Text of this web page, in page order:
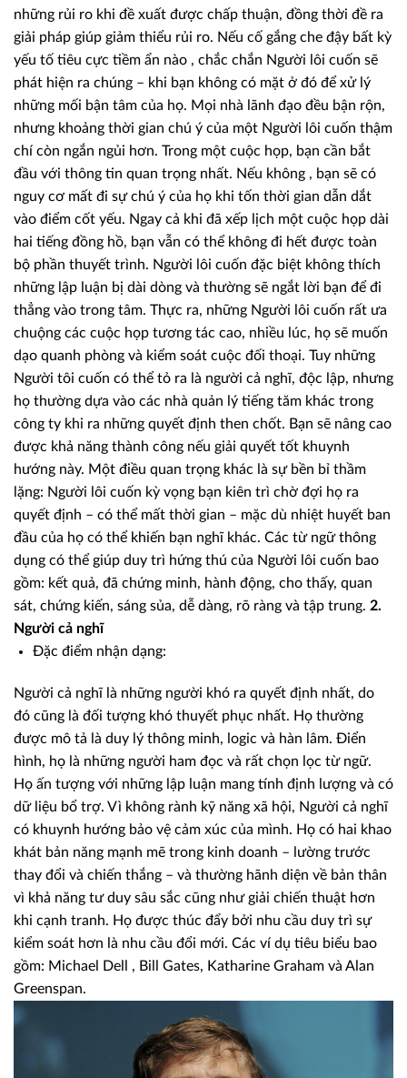
những rủi ro khi đề xuất được chấp thuận, đồng thời đề ra
giải pháp giúp giảm thiểu rủi ro. Nếu cố gắng che đậy bất kỳ
yếu tố tiêu cực tiềm ẩn nào , chắc chắn Người lôi cuốn sẽ
phát hiện ra chúng – khi bạn không có mặt ở đó để xử lý
những mối bận tâm của họ. Mọi nhà lãnh đạo đều bận rộn,
nhưng khoảng thời gian chú ý của một Người lôi cuốn thậm
chí còn ngắn ngủi hơn. Trong một cuộc họp, bạn cần bắt
đầu với thông tin quan trọng nhất. Nếu không , bạn sẽ có
nguy cơ mất đi sự chú ý của họ khi tốn thời gian dẫn dắt
vào điểm cốt yếu. Ngay cả khi đã xếp lịch một cuộc họp dài
hai tiếng đồng hồ, bạn vẫn có thể không đi hết được toàn
bộ phần thuyết trình. Người lôi cuốn đặc biệt không thích
những lập luận bị dài dòng và thường sẽ ngắt lời bạn để đi
thẳng vào trong tâm. Thực ra, những Người lôi cuốn rất ưa
chuộng các cuộc họp tương tác cao, nhiều lúc, họ sẽ muốn
dạo quanh phòng và kiểm soát cuộc đối thoại. Tuy những
Người tôi cuốn có thể tỏ ra là người cả nghĩ, độc lập, nhưng
họ thường dựa vào các nhà quản lý tiếng tăm khác trong
công ty khi ra những quyết định then chốt. Bạn sẽ nâng cao
được khả năng thành công nếu giải quyết tốt khuynh
hướng này. Một điều quan trọng khác là sự bền bỉ thầm
lặng: Người lôi cuốn kỳ vọng bạn kiên trì chờ đợi họ ra
quyết định – có thể mất thời gian – mặc dù nhiệt huyết ban
đầu của họ có thể khiến bạn nghĩ khác. Các từ ngữ thông
dụng có thể giúp duy trì hứng thú của Người lôi cuốn bao
gồm: kết quả, đã chứng minh, hành động, cho thấy, quan
sát, chứng kiến, sáng sủa, dễ dàng, rõ ràng và tập trung. 2.
Người cả nghĩ
Đặc điểm nhận dạng:
Người cả nghĩ là những người khó ra quyết định nhất, do
đó cũng là đối tượng khó thuyết phục nhất. Họ thường
được mô tả là duy lý thông minh, logic và hàn lâm. Điển
hình, họ là những người ham đọc và rất chọn lọc từ ngữ.
Họ ấn tượng với những lập luận mang tính định lượng và có
dữ liệu bổ trợ. Vì không rành kỹ năng xã hội, Người cả nghĩ
có khuynh hướng bảo vệ cảm xúc của mình. Họ có hai khao
khát bản năng mạnh mẽ trong kinh doanh – lường trước
thay đổi và chiến thắng – và thường hãnh diện về bản thân
vì khả năng tư duy sâu sắc cũng như giải chiến thuật hơn
khi cạnh tranh. Họ được thúc đẩy bởi nhu cầu duy trì sự
kiểm soát hơn là nhu cầu đổi mới. Các ví dụ tiêu biểu bao
gồm: Michael Dell , Bill Gates, Katharine Graham và Alan
Greenspan.